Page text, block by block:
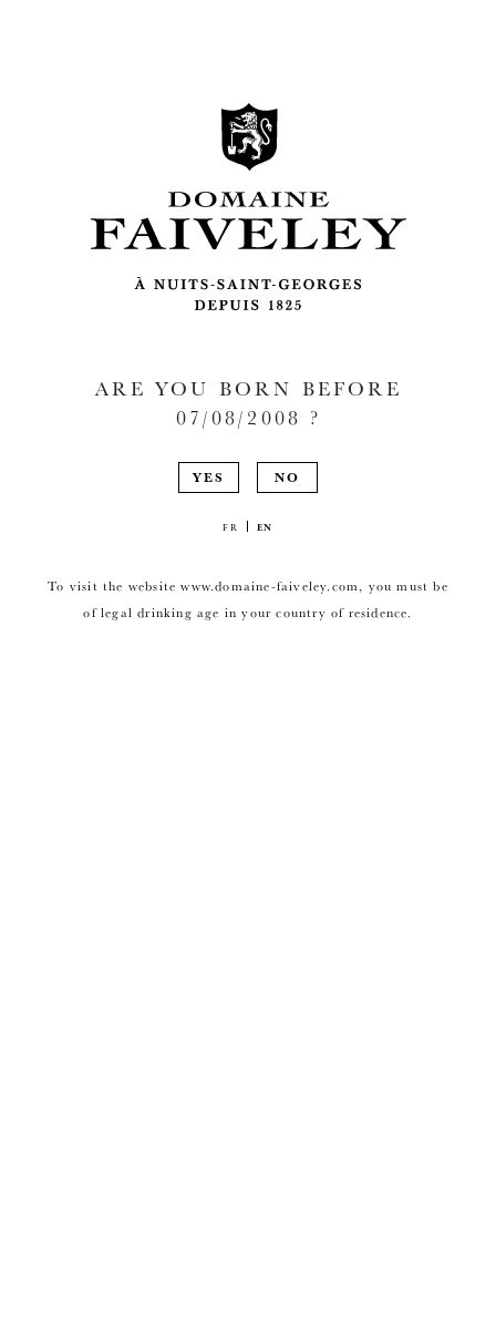
ARE YOU BORN BEFORE
07/08/2008 ?
YES NO
FR EN
To visit the website www.domaine-faiveley.com, you must be
of legal drinking age in your country of residence.